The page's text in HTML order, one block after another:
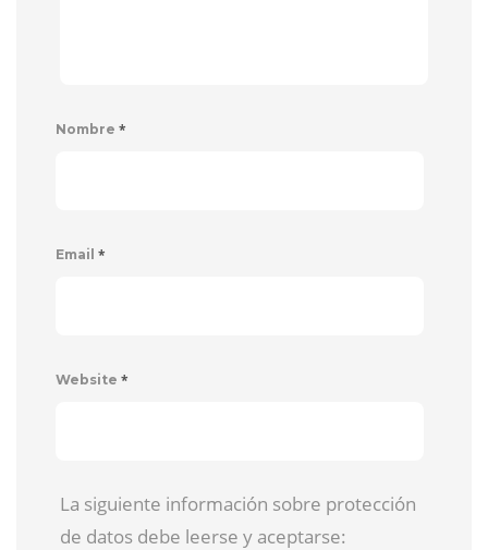
Nombre *
Email *
Website *
La siguiente información sobre protección
de datos debe leerse y aceptarse: